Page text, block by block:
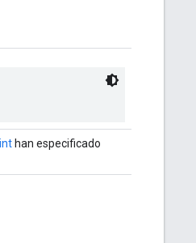
han especificado